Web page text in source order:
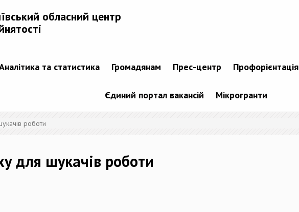
обласний центр
та статистика Громадянам Прес-центр Профорієнтація
Єдиний портал вакансій Мікрогранти
роботи
для шукачів роботи